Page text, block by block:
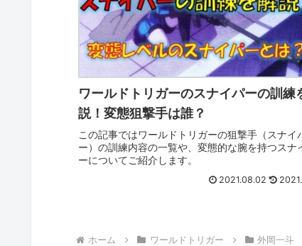
ワールドトリガーのスナイパーの訓練
説！変態狙撃手は誰？
この記事ではワールドトリガーの狙撃手（スナイ
ー）の訓練内容の一覧や、変態的な腕を持つスナ
ーについてご紹介します。
2021.08.02
ホーム ワールドトリガー 外岡一斗